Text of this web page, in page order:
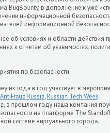
BugBounty, в дополнение к уже
информационной
информационной
об условиях и области действия
к отчетам об уязвимостях,
по безопасности
из года в год участвует в
AntiFraud Russia,Russian Tech Week.
в прошлом году наша компания
на платформе The
системе виртуального города.